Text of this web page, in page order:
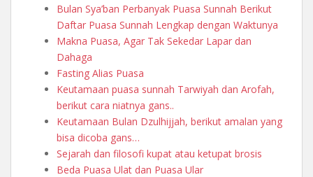
Bulan Sya’ban Perbanyak Puasa Sunnah Berikut
Daftar Puasa Sunnah Lengkap dengan Waktunya
Makna Puasa, Agar Tak Sekedar Lapar dan
Dahaga
Fasting Alias Puasa
Keutamaan puasa sunnah Tarwiyah dan Arofah,
berikut cara niatnya gans..
Keutamaan Bulan Dzulhijjah, berikut amalan yang
bisa dicoba gans…
Sejarah dan filosofi kupat atau ketupat brosis
Beda Puasa Ulat dan Puasa Ular